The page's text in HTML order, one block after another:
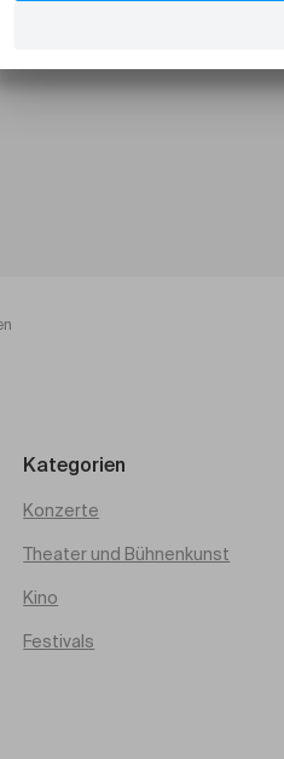
Kategorien
Konzerte
Theater und Bühnenkunst
Kino
Festivals